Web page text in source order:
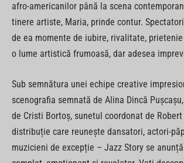
afro-americanilor până la scena
tinere artiste, Maria, prinde contur.
de ea momente de iubire, rivalitate,
o lume artistică frumoasă, dar adesea
Sub semnătura unei echipe creative
scenografia semnată de Alina Dincă
de Cristi Bortoș, sunetul coordonat de
distribuție care reunește dansatori, actori-
muzicieni de excepție – Jazz Story se